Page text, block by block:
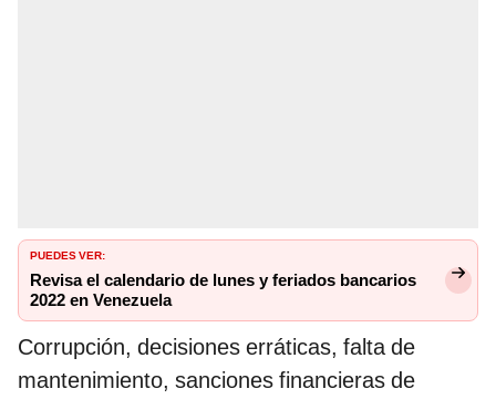
PUEDES VER:
Revisa el calendario de lunes y feriados bancarios
2022 en Venezuela
Corrupción, decisiones erráticas, falta de
mantenimiento, sanciones financieras de